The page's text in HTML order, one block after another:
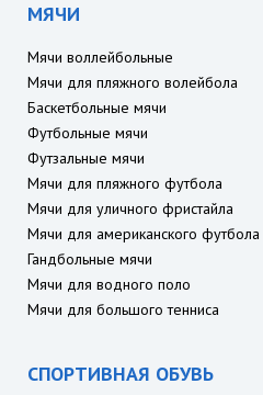
МЯЧИ
Мячи воллейбольные
Мячи для пляжного волейбола
Баскетбольные мячи
Футбольные мячи
Футзальные мячи
Мячи для пляжного футбола
Мячи для уличного фристайла
Мячи для американского футбола
Гандбольные мячи
Мячи для водного поло
Мячи для большого тенниса
СПОРТИВНАЯ ОБУВЬ